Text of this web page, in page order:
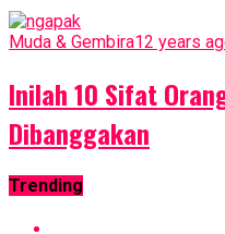
Muda & Gembira12 years
Inilah 10 Sifat
Dibanggakan
Trending